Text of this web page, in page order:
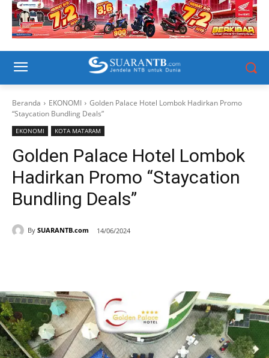
Beranda EKONOMI
Golden Palace Hotel Lombok Hadirkan Promo
“Staycation Bundling Deals”
EKONOMI KOTA MATARAM
Golden Palace Hotel Lombok
Hadirkan Promo “Staycation
Bundling Deals”
By SUARANTB.com 14/06/2024